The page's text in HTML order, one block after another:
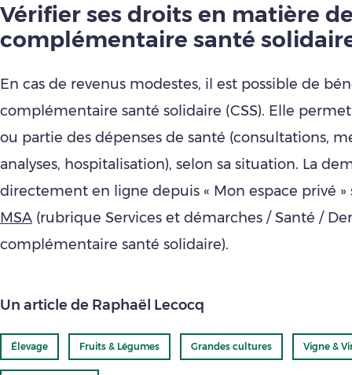
Vérifier ses droits en matière
complémentaire santé
En cas de revenus modestes, il est possible de
complémentaire santé solidaire (CSS). Elle
ou partie des dépenses de santé (consultations,
analyses, hospitalisation), selon sa situation. La
directement en ligne depuis « Mon espace privé
MSA (rubrique Services et démarches / Santé /
complémentaire santé solidaire).
Un article de Raphaël Lecocq
Élevage Fruits & Légumes Grandes cultures Vigne &